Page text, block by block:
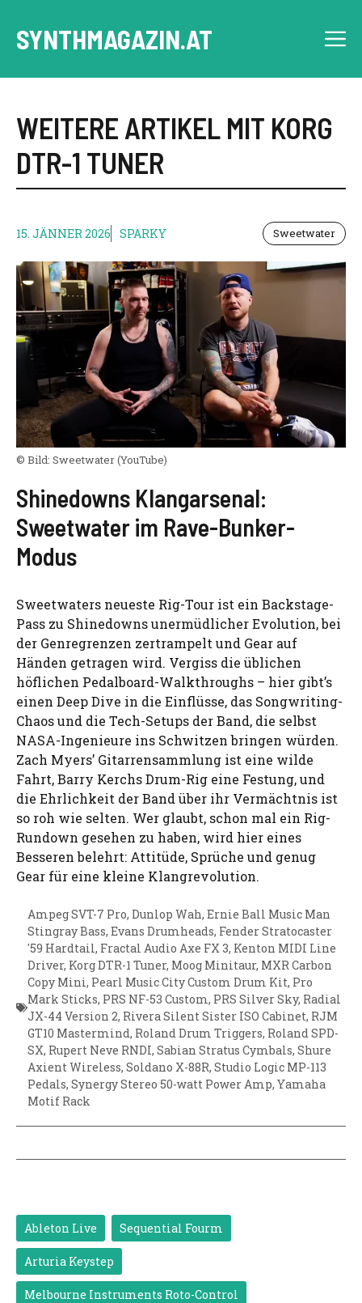
content
SYNTHMAGAZIN.AT
WEITERE ARTIKEL MIT KORG
DTR-1 TUNER
15. JÄNNER 2026 SPARKY Sweetwater
© Bild: Sweetwater(YouTube)
Shinedowns Klangarsenal:
Sweetwater im Rave-Bunker-
Modus
Sweetwaters neueste Rig-Tour ist ein Backstage-
Pass zu Shinedowns unermüdlicher Evolution, bei
der Genregrenzen zertrampelt und Gear auf
Händen getragen wird. Vergiss die üblichen
höflichen Pedalboard-Walkthroughs – hier gibt’s
einen Deep Dive in die Einflüsse, das Songwriting-
Chaos und die Tech-Setups der Band, die selbst
NASA-Ingenieure ins Schwitzen bringen würden.
Zach Myers’ Gitarrensammlung ist eine wilde
Fahrt, Barry Kerchs Drum-Rig eine Festung, und
die Ehrlichkeit der Band über ihr Vermächtnis ist
so roh wie selten. Wer glaubt, schon mal ein Rig-
Rundown gesehen zu haben, wird hier eines
Besseren belehrt: Attitüde, Sprüche und genug
Gear für eine kleine Klangrevolution.
Ampeg SVT-7 Pro, Dunlop Wah, Ernie Ball Music Man
Stingray Bass, Evans Drumheads, Fender Stratocaster
'59 Hardtail, Fractal Audio Axe FX 3, Kenton MIDI Line
Driver, Korg DTR-1 Tuner, Moog Minitaur, MXR Carbon
Copy Mini, Pearl Music City Custom Drum Kit, Pro
Mark Sticks, PRS NF-53 Custom, PRS Silver Sky, Radial
JX-44 Version 2, Rivera Silent Sister ISO Cabinet, RJM
GT10 Mastermind, Roland Drum Triggers, Roland SPD-
SX, Rupert Neve RNDI, Sabian Stratus Cymbals, Shure
Axient Wireless, Soldano X-88R, Studio Logic MP-113
Pedals, Synergy Stereo 50-watt Power Amp, Yamaha
Motif Rack
Ableton Live Sequential Fourm
Arturia Keystep
Melbourne Instruments Roto-Control